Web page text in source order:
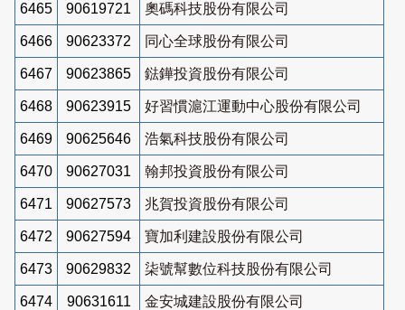
6465 90619721 奧碼科技股份有限公司
6466 90623372 同心全球股份有限公司
6467 90623865 鍅鏵投資股份有限公司
6468 90623915 好習慣滬江運動中心股份有限公司
6469 90625646 浩氣科技股份有限公司
6470 90627031 翰邦投資股份有限公司
6471 90627573 兆賀投資股份有限公司
6472 90627594 寶加利建設股份有限公司
6473 90629832 柒號幫數位科技股份有限公司
6474 90631611 金安城建設股份有限公司